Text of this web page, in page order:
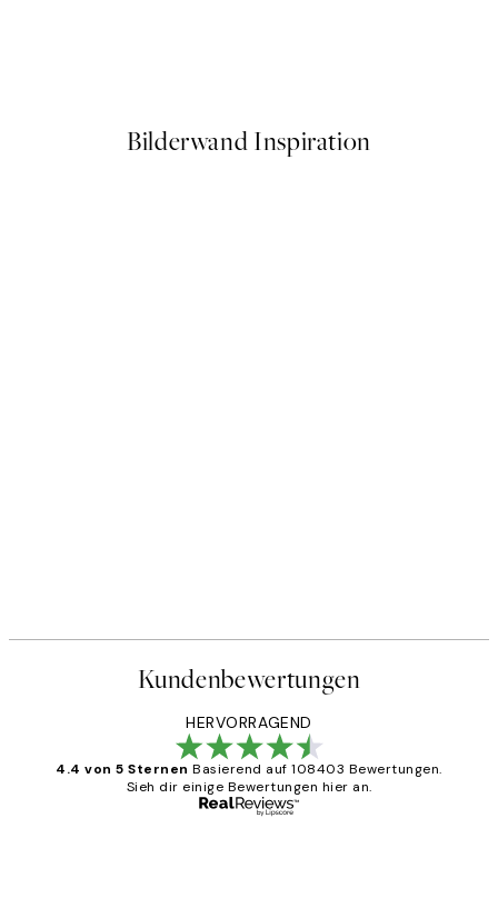
Bilderwand Inspiration
Kundenbewertungen
HERVORRAGEND
4.4 von 5 Sternen Basierend auf 108403 Bewertungen.
Sieh dir einige Bewertungen hier an.